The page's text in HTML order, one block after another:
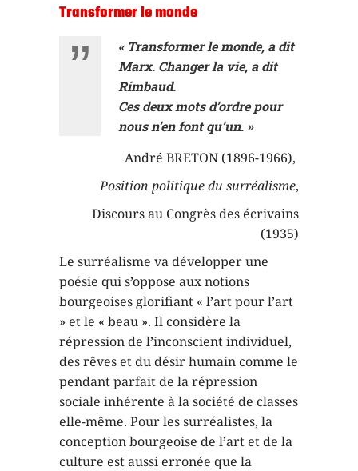
Transformer le monde
« Transformer le monde, a dit
Marx. Changer la vie, a dit
Rimbaud.
Ces deux mots d’ordre pour
nous n’en font qu’un. »
André BRETON (1896-1966),
Position politique du surréalisme,
Discours au Congrès des écrivains
(1935)
Le surréalisme va développer une
poésie qui s’oppose aux notions
bourgeoises glorifiant « l’art pour l’art
» et le « beau ». Il considère la
répression de l’inconscient individuel,
des rêves et du désir humain comme le
pendant parfait de la répression
sociale inhérente à la société de classes
elle-même. Pour les surréalistes, la
conception bourgeoise de l’art et de la
culture est aussi erronée que la